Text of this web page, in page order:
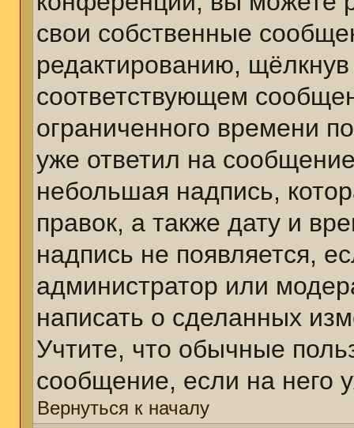
свои собственные
редактированию,
соответствующем
ограниченного времени
уже ответил на
небольшая надпись,
правок, а также дату и
надпись не появляется,
администратор или
написать о сделанных
Учтите, что обычные
сообщение, если на него
Вернуться к началу